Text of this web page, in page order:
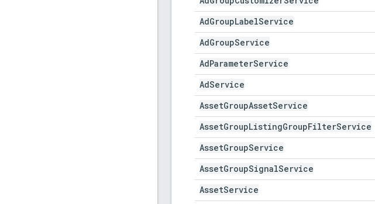
AdGroupLabelService
AdGroupService
AdParameterService
AdService
AssetGroupAssetService
AssetGroupListingGroupFilterService
AssetGroupService
AssetGroupSignalService
AssetService